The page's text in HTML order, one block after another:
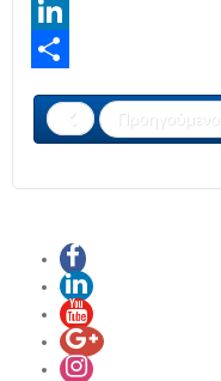
Twitter
LinkedIn
Προηγούμενο